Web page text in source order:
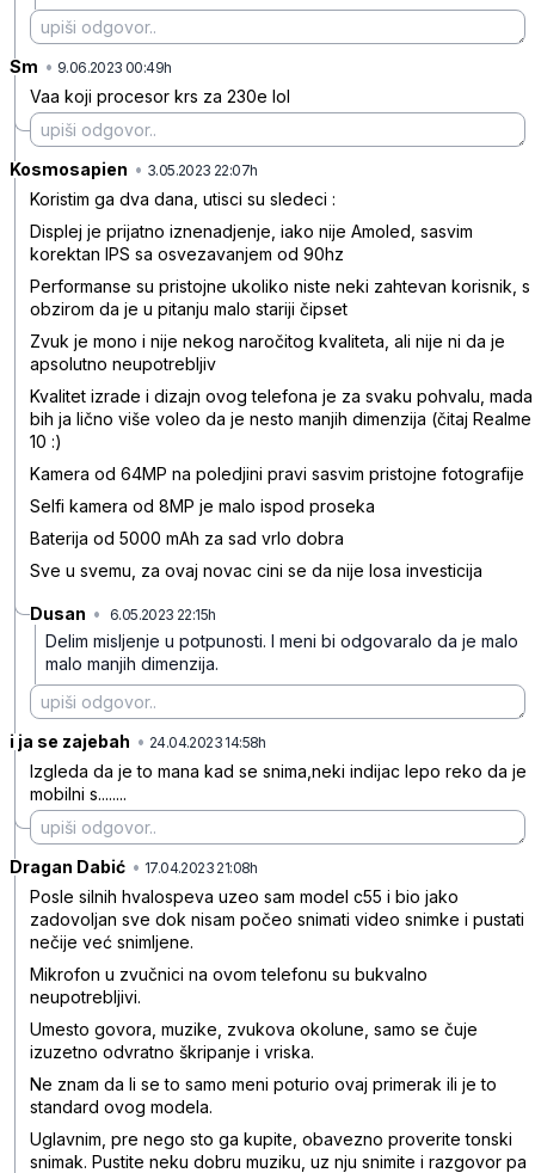
Sm • 9.06.2023 00:49h
Vaa koji procesor krs za 230e lol
Kosmosapien • 3.05.2023 22:07h
Koristim ga dva dana, utisci su sledeci :
Displej je prijatno iznenadjenje, iako nije Amoled, sasvim
korektan IPS sa osvezavanjem od 90hz
Performanse su pristojne ukoliko niste neki zahtevan korisnik, s
obzirom da je u pitanju malo stariji čipset
Zvuk je mono i nije nekog naročitog kvaliteta, ali nije ni da je
apsolutno neupotrebljiv
Kvalitet izrade i dizajn ovog telefona je za svaku pohvalu, mada
bih ja lično više voleo da je nesto manjih dimenzija (čitaj Realme
10 :)
Kamera od 64MP na poledjini pravi sasvim pristojne fotografije
Selfi kamera od 8MP je malo ispod proseka
Baterija od 5000 mAh za sad vrlo dobra
Sve u svemu, za ovaj novac cini se da nije losa investicija
Dusan • 6.05.2023 22:15h
Delim misljenje u potpunosti. I meni bi odgovaralo da je malo
malo manjih dimenzija.
i ja se zajebah • 24.04.2023 14:58h
Izgleda da je to mana kad se snima,neki indijac lepo reko da je
mobilni s........
Dragan Dabić • 17.04.2023 21:08h
Posle silnih hvalospeva uzeo sam model c55 i bio jako
zadovoljan sve dok nisam počeo snimati video snimke i pustati
nečije već snimljene.
Mikrofon u zvučnici na ovom telefonu su bukvalno
neupotrebljivi.
Umesto govora, muzike, zvukova okolune, samo se čuje
izuzetno odvratno škripanje i vriska.
Ne znam da li se to samo meni poturio ovaj primerak ili je to
standard ovog modela.
Uglavnim, pre nego sto ga kupite, obavezno proverite tonski
snimak. Pustite neku dobru muziku, uz nju snimite i razgovor pa